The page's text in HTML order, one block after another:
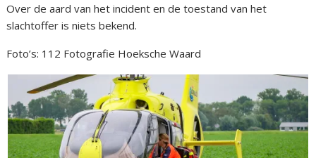
Over de aard van het incident en de toestand van het
slachtoffer is niets bekend.
Foto’s: 112 Fotografie Hoeksche Waard